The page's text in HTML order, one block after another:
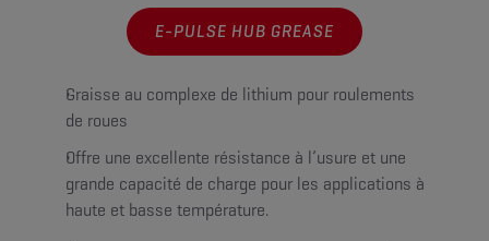
E-PULSE HUB GREASE
Graisse au complexe de lithium pour roulements
de roues
Offre une excellente résistance à l’usure et une
grande capacité de charge pour les applications à
haute et basse température.